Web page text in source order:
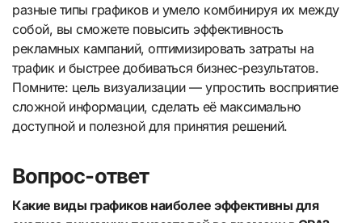
разные типы графиков и умело комбинируя их между
собой, вы сможете повысить эффективность
рекламных кампаний, оптимизировать затраты на
трафик и быстрее добиваться бизнес-результатов.
Помните: цель визуализации — упростить восприятие
сложной информации, сделать её максимально
доступной и полезной для принятия решений.
Вопрос-ответ
Какие виды графиков наиболее эффективны для